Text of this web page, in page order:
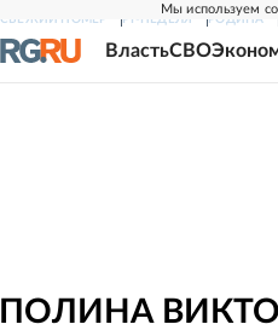
Мы используем
СВЕЖИЙ НОМЕР РГ-НЕДЕЛЯ РОДИНА
ВластьСВО
ПОЛИНА